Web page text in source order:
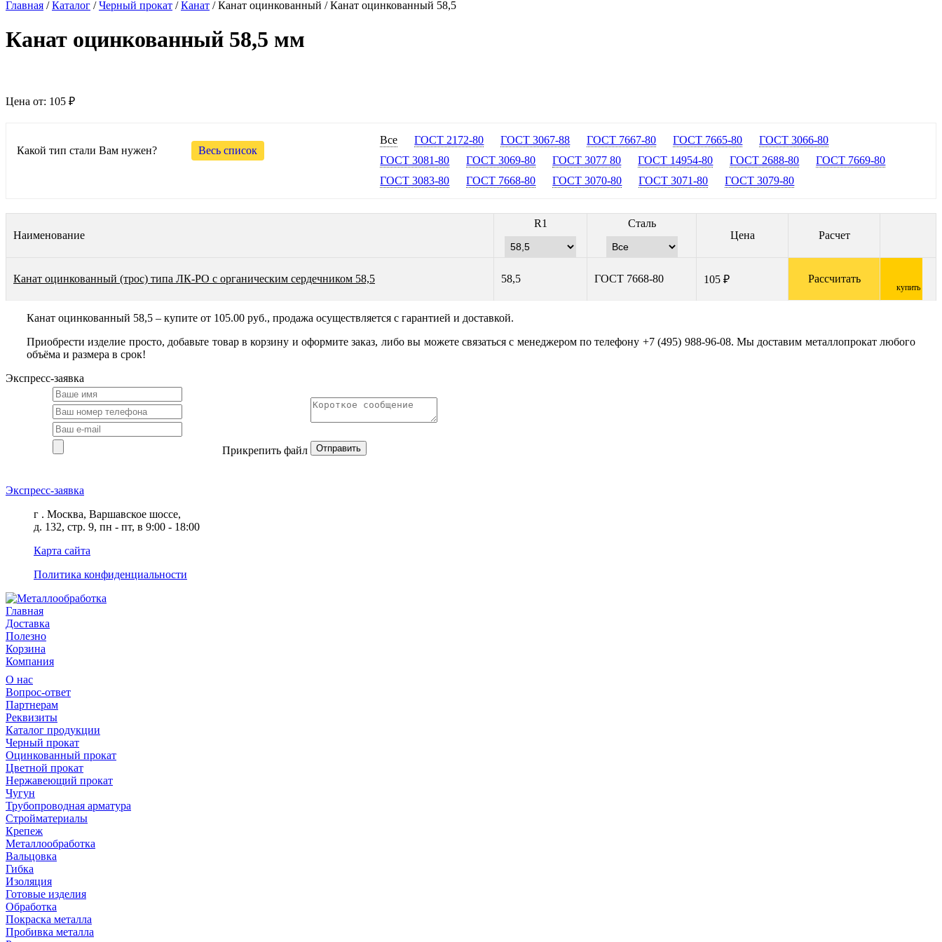
Главная /Каталог /Черный прокат /Канат /Канат оцинкованный /Канат оцинкованный 58,5
Канат оцинкованный 58,5 мм
Цена от: 105 ₽
Какой тип стали Вам нужен? Весь список
Все ГОСТ 2172-80 ГОСТ 3067-88 ГОСТ 7667-80 ГОСТ 7665-80
ГОСТ 3066-80
ГОСТ 3081-80
ГОСТ 3069-80 ГОСТ 3077 80 ГОСТ 14954-80 ГОСТ 2688-80
ГОСТ 7669-80
ГОСТ 3083-80
ГОСТ 7668-80 ГОСТ 3070-80 ГОСТ 3071-80 ГОСТ 3079-80
Наименование
R1
Сталь
Цена
Расчет
Канат оцинкованный (трос) типа ЛК-РО с органическим сердечником 58,5 58,5 ГОСТ 7668-80 105 ₽ Рассчитать
купить
Канат оцинкованный 58,5 – купите от 105.00 руб., продажа осуществляется с гарантией и доставкой.
Приобрести изделие просто, добавьте товар в корзину и оформите заказ, либо вы можете связаться с менеджером по телефону +7 (495) 988-96-08. Мы доставим металлопрокат любого
объёма и размера в срок!
Экспресс-заявка
Прикрепить файл Отправить
Экспресс-заявка
г . Москва, Варшавское шоссе,
д. 132, стр. 9, пн - пт, в 9:00 - 18:00
Карта сайта
Политика конфиденциальности
Главная
Доставка
Полезно
Корзина
Компания
О нас
Вопрос-ответ
Партнерам
Реквизиты
Каталог продукции
Черный прокат
Оцинкованный прокат
Цветной прокат
Нержавеющий прокат
Чугун
Трубопроводная арматура
Стройматериалы
Крепеж
Металлообработка
Вальцовка
Гибка
Изоляция
Готовые изделия
Обработка
Покраска металла
Пробивка металла